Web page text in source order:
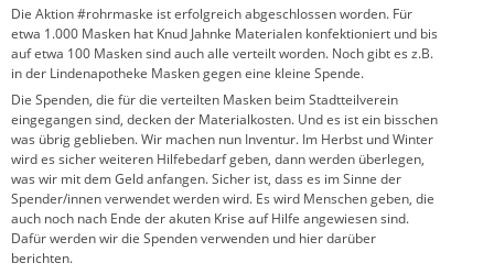
Die Aktion #rohrmaske ist erfolgreich abgeschlossen worden. Für
etwa 1.000 Masken hat Knud Jahnke Materialen konfektioniert und bis
auf etwa 100 Masken sind auch alle verteilt worden. Noch gibt es z.B.
in der Lindenapotheke Masken gegen eine kleine Spende.
Die Spenden, die für die verteilten Masken beim Stadtteilverein
eingegangen sind, decken der Materialkosten. Und es ist ein bisschen
was übrig geblieben. Wir machen nun Inventur. Im Herbst und Winter
wird es sicher weiteren Hilfebedarf geben, dann werden überlegen,
was wir mit dem Geld anfangen. Sicher ist, dass es im Sinne der
Spender/innen verwendet werden wird. Es wird Menschen geben, die
auch noch nach Ende der akuten Krise auf Hilfe angewiesen sind.
Dafür werden wir die Spenden verwenden und hier darüber
berichten.